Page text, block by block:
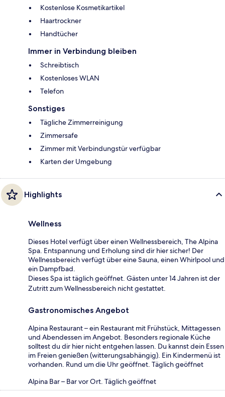
Kostenlose Kosmetikartikel
Haartrockner
Handtücher
Immer in Verbindung bleiben
Schreibtisch
Kostenloses WLAN
Telefon
Sonstiges
Tägliche Zimmerreinigung
Zimmersafe
Zimmer mit Verbindungstür verfügbar
Karten der Umgebung
Highlights
Wellness
Dieses Hotel verfügt über einen Wellnessbereich, The Alpina
Spa. Entspannung und Erholung sind dir hier sicher! Der
Wellnessbereich verfügt über eine Sauna, einen Whirlpool und
ein Dampfbad.
Dieses Spa ist täglich geöffnet. Gästen unter 14 Jahren ist der
Zutritt zum Wellnessbereich nicht gestattet.
Gastronomisches Angebot
Alpina Restaurant – ein Restaurant mit Frühstück, Mittagessen
und Abendessen im Angebot. Besonders regionale Küche
solltest du dir hier nicht entgehen lassen. Du kannst dein Essen
im Freien genießen (witterungsabhängig). Ein Kindermenü ist
vorhanden. Rund um die Uhr geöffnet. Täglich geöffnet
Alpina Bar – Bar vor Ort. Täglich geöffnet